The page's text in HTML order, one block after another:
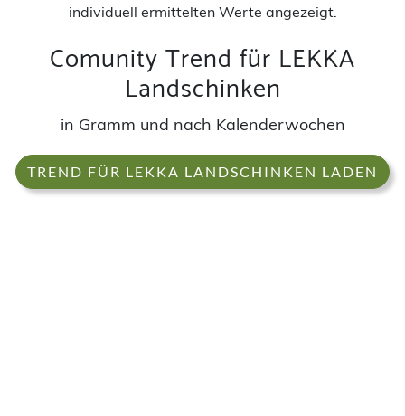
individuell ermittelten Werte angezeigt.
Comunity Trend für LEKKA
Landschinken
in Gramm und nach Kalenderwochen
TREND FÜR LEKKA LANDSCHINKEN LADEN